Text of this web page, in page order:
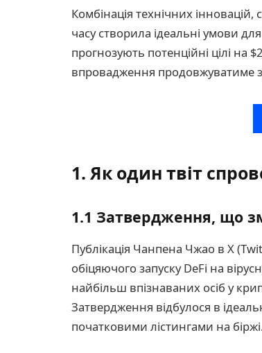
Комбінація технічних
часу створила ідеальні умови
прогнозують потенційні цілі на
впровадження продовжуватиме
1. Як один твіт
1.1 Затвердження, що
Публікація Чанпена Чжао в X
обіцяючого запуску DeFi на
найбільш впізнаваних осіб у
Затвердження відбулося в
початковими лістингами на